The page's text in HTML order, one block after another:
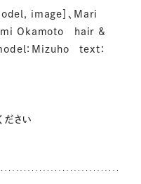
image］、Mari
Okamoto hair &
：Mizuho text：
さい